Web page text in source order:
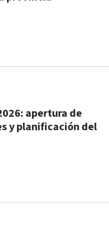
apertura de
y planificación del